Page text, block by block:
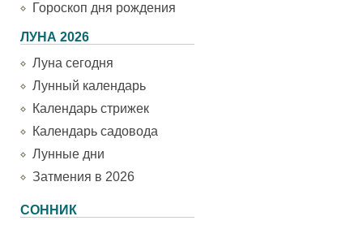
Гороскоп дня рождения
ЛУНА 2026
Луна сегодня
Лунный календарь
Календарь стрижек
Календарь садовода
Лунные дни
Затмения в 2026
СОННИК